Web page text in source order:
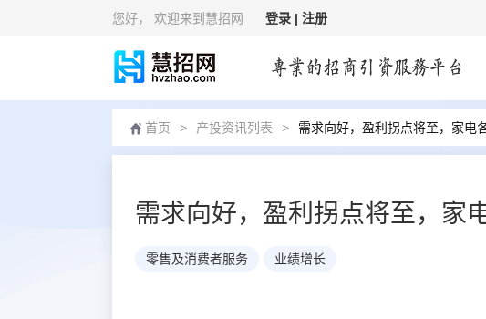
您好， 欢迎来到慧招网 登录 | 注册
首页 > 产投资讯列表 > 需求向好，盈利拐点将至，家电
需求向好，盈利拐点将至，家
零售及消费者服务 业绩增长